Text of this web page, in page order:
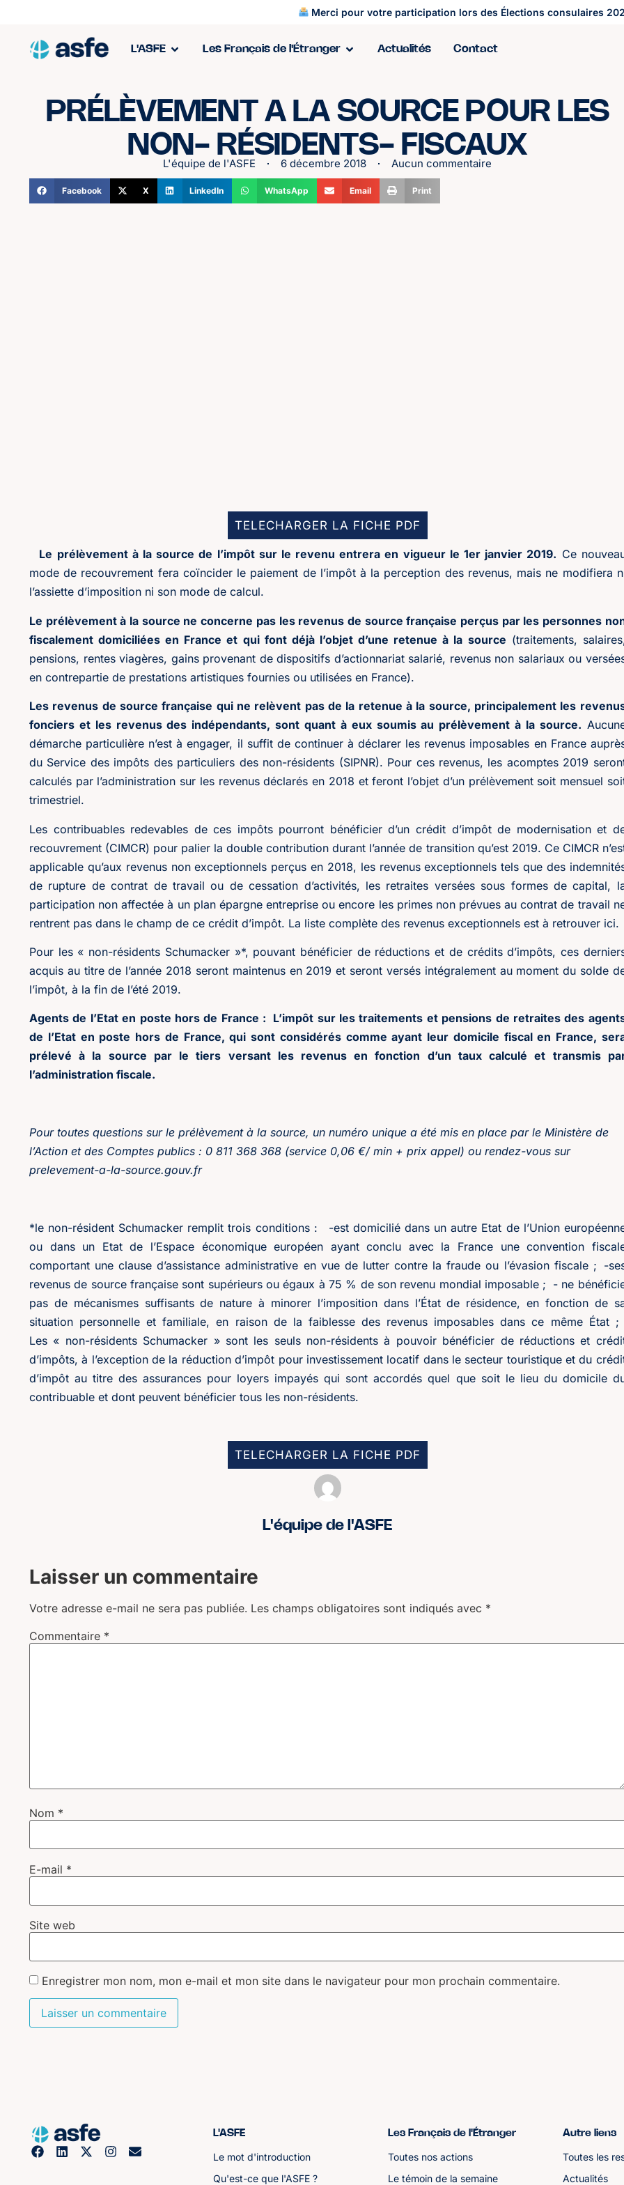
Merci pour votre participation lors des Élections consulaires
L'ASFE Les Français de l'Étranger Actualités Contact
PRÉLÈVEMENT A LA SOURCE POUR LES
NON- RÉSIDENTS- FISCAUX
L'équipe de l'ASFE 6 décembre 2018 Aucun commentaire
Facebook X LinkedIn WhatsApp Email Print
TELECHARGER LA FICHE PDF
Le prélèvement à la source de l’impôt sur le revenu entrera en vigueur le 1er janvier 2019. Ce
mode de recouvrement fera coïncider le paiement de l’impôt à la perception des revenus, mais ne modifiera
l’assiette d’imposition ni son mode de calcul.
Le prélèvement à la source ne concerne pas les revenus de source française perçus par les personnes
fiscalement domiciliées en France et qui font déjà l’objet d’une retenue à la source (traitements,
pensions, rentes viagères, gains provenant de dispositifs d’actionnariat salarié, revenus non salariaux ou
en contrepartie de prestations artistiques fournies ou utilisées en France).
Les revenus de source française qui ne relèvent pas de la retenue à la source, principalement les
fonciers et les revenus des indépendants, sont quant à eux soumis au prélèvement à la source.
démarche particulière n’est à engager, il suffit de continuer à déclarer les revenus imposables en France
du Service des impôts des particuliers des non-résidents (SIPNR). Pour ces revenus, les acomptes 2019
calculés par l’administration sur les revenus déclarés en 2018 et feront l’objet d’un prélèvement soit mensuel
trimestriel.
Les contribuables redevables de ces impôts pourront bénéficier d’un crédit d’impôt de modernisation et
recouvrement (CIMCR) pour palier la double contribution durant l’année de transition qu’est 2019. Ce CIMCR
applicable qu’aux revenus non exceptionnels perçus en 2018, les revenus exceptionnels tels que des
de rupture de contrat de travail ou de cessation d’activités, les retraites versées sous formes de capital,
participation non affectée à un plan épargne entreprise ou encore les primes non prévues au contrat de travail
rentrent pas dans le champ de ce crédit d’impôt. La liste complète des revenus exceptionnels est à retrouver ici.
Pour les « non-résidents Schumacker »*, pouvant bénéficier de réductions et de crédits d’impôts, ces
acquis au titre de l’année 2018 seront maintenus en 2019 et seront versés intégralement au moment du solde
l’impôt, à la fin de l’été 2019.
Agents de l’Etat en poste hors de France : L’impôt sur les traitements et pensions de retraites des
de l’Etat en poste hors de France, qui sont considérés comme ayant leur domicile fiscal en France,
prélevé à la source par le tiers versant les revenus en fonction d’un taux calculé et transmis
l’administration fiscale.
Pour toutes questions sur le prélèvement à la source, un numéro unique a été mis en place par le Ministère de
l’Action et des Comptes publics : 0 811 368 368 (service 0,06 €/ min + prix appel) ou rendez-vous sur
prelevement-a-la-source.gouv.fr
*le non-résident Schumacker remplit trois conditions : -est domicilié dans un autre Etat de l’Union
ou dans un Etat de l’Espace économique européen ayant conclu avec la France une convention
comportant une clause d’assistance administrative en vue de lutter contre la fraude ou l’évasion fiscale ; -
revenus de source française sont supérieurs ou égaux à 75 % de son revenu mondial imposable ; - ne
pas de mécanismes suffisants de nature à minorer l’imposition dans l’État de résidence, en fonction de
situation personnelle et familiale, en raison de la faiblesse des revenus imposables dans ce même État ;
Les « non-résidents Schumacker » sont les seuls non-résidents à pouvoir bénéficier de réductions et
d’impôts, à l’exception de la réduction d’impôt pour investissement locatif dans le secteur touristique et du
d’impôt au titre des assurances pour loyers impayés qui sont accordés quel que soit le lieu du domicile
contribuable et dont peuvent bénéficier tous les non-résidents.
TELECHARGER LA FICHE PDF
L'équipe de l'ASFE
Laisser un commentaire
Votre adresse e-mail ne sera pas publiée. Les champs obligatoires sont indiqués avec *
Commentaire *
Nom *
E-mail *
Site web
Enregistrer mon nom, mon e-mail et mon site dans le navigateur pour mon prochain commentaire.
L'ASFE
Le mot d'introduction
Qu'est-ce que l'ASFE ?
Les Français de l'Étranger
Toutes nos actions
Le témoin de la semaine
Autre liens
Toutes les
Actualités